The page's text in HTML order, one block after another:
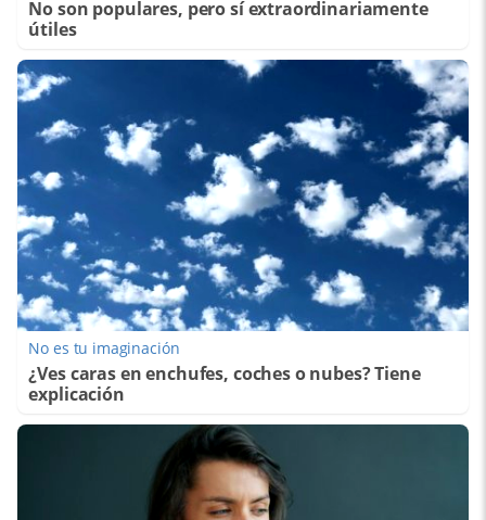
No son populares, pero sí extraordinariamente
útiles
No es tu imaginación
¿Ves caras en enchufes, coches o nubes? Tiene
explicación